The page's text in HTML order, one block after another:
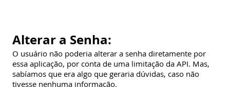
Alterar a Senha:
O usuário não poderia alterar a senha diretamente por
essa aplicação, por conta de uma limitação da API. Mas,
sabíamos que era algo que geraria dúvidas, caso não
tivesse nenhuma informação.